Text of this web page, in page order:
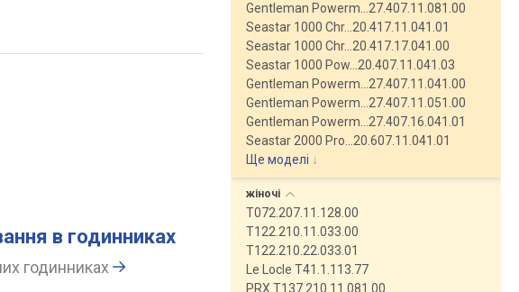
в годинниках
годинниках
Gentleman Powerm…27.407.11.081.00
Seastar 1000 Chr…20.417.11.041.01
Seastar 1000 Chr…20.417.17.041.00
Seastar 1000 Pow…20.407.11.041.03
Gentleman Powerm…27.407.11.041.00
Gentleman Powerm…27.407.11.051.00
Gentleman Powerm…27.407.16.041.01
Seastar 2000 Pro…20.607.11.041.01
Ще моделі ↓
жіночі
T072.207.11.128.00
T122.210.11.033.00
T122.210.22.033.01
Le Locle T41.1.113.77
PRX T137.210.11.081.00